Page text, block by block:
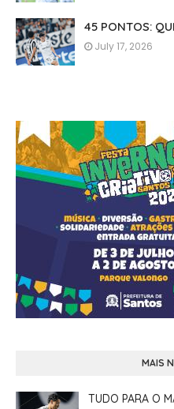
45 PONTOS:
July 17, 2026
MAIS
TUDO PARA O